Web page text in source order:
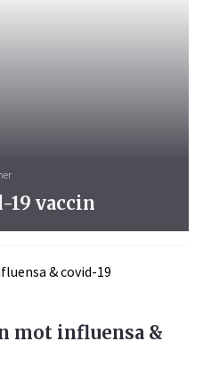
vaccin
mot influensa &